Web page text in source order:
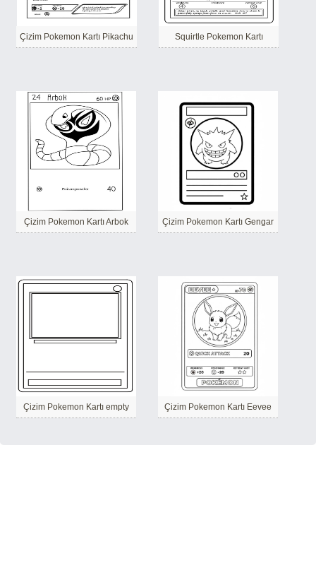
Çizim Pokemon Kartı Pikachu Squirtle Pokemon Kartı
Çizim Pokemon Kartı Arbok Çizim Pokemon Kartı Gengar
Çizim Pokemon Kartı empty Çizim Pokemon Kartı Eevee